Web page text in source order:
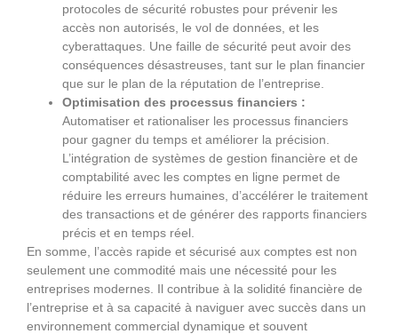
protocoles de sécurité robustes pour prévenir les
accès non autorisés, le vol de données, et les
cyberattaques. Une faille de sécurité peut avoir des
conséquences désastreuses, tant sur le plan financier
que sur le plan de la réputation de l’entreprise.
Optimisation des processus financiers :
Automatiser et rationaliser les processus financiers
pour gagner du temps et améliorer la précision.
L’intégration de systèmes de gestion financière et de
comptabilité avec les comptes en ligne permet de
réduire les erreurs humaines, d’accélérer le traitement
des transactions et de générer des rapports financiers
précis et en temps réel.
En somme, l’accès rapide et sécurisé aux comptes est non
seulement une commodité mais une nécessité pour les
entreprises modernes. Il contribue à la solidité financière de
l’entreprise et à sa capacité à naviguer avec succès dans un
environnement commercial dynamique et souvent